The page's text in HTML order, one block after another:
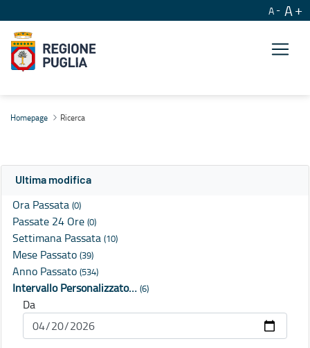
A A
Homepage Ricerca
Ultima modifica
Ora Passata (0)
Passate 24 Ore (0)
Settimana Passata (10)
Mese Passato (39)
Anno Passato (534)
Intervallo Personalizzato… (6)
Da